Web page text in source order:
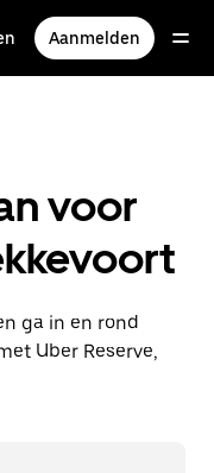
Aanmelden
voor
ga in en rond
Uber Reserve,